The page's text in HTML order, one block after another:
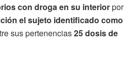
con droga en su interiorpor
el sujeto identificado como
sus pertenencias25 dosis de